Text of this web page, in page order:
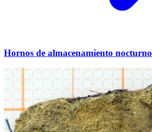
Hornos de almacenamiento nocturno